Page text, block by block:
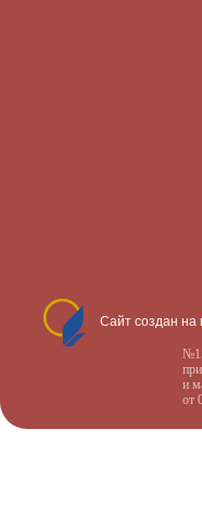
Сайт создан
и
от